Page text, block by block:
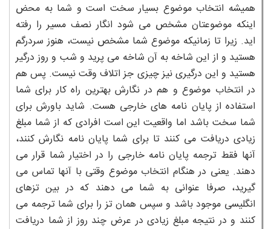
همیشه انتخاب موضوع بسیار سخت است و شما به محض
اینکه موضوعتان مشخص می شود انگار نصف مسیر را رفته
اید. زیرا تا زمانیکه موضوع شما مشخص نیست، هنوز سردرگم
هستید و از این شاخه به آن شاخه می پرید و شب و روز درگیر
هستید و این درگیری نیز چیزی جز اتلاف وقت نیست. پس هم
در انتخاب موضوع و هم در نگارش بهترین راه کار برای شما
استفاده از پایان نامه های خارجی هست. شاید باورش برای
شما سخت باشد اما واقعیت این است افرادی که از شما مبلغ
زیادی دریافت می کنند تا برای شما پایان نامه نگارش کنند،
آنها فقط ترجمه پایان نامه خارجی را در اختیار شما قرار می
دهند. یعنی در هنگام انتخاب موضوع وقتی با آنها تماس می
گیرید، صرفا عنوانی به شما می دهند که در بین تزهای
انگلیسی موجود باشد و سپس همان تز را برای شما ترجمه می
کنند و در نتیجه مبلغ زیادی در عرض چند روز از شما دریافت